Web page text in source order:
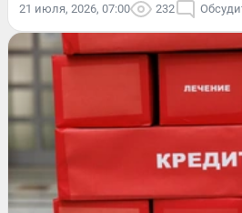
21 июля, 2026, 07:00 232